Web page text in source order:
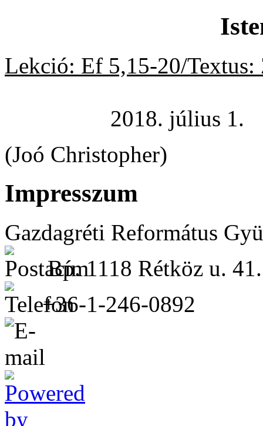
Lekció: Ef 5,15-20/Textus:
2018. július 1.
(Joó Christopher)
Impresszum
Gazdagréti Református
Bp. 1118 Rétköz u. 41.
+36-1-246-0892